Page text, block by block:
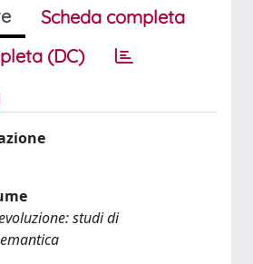
Scheda completa
(DC)
studi di